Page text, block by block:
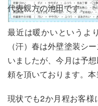
代表親方の池田です。
最近は暖かいというよ
（汗）春は外壁塗装シ
いましたが、今月は予
頼を頂いております。本
現状でも2か月程お客